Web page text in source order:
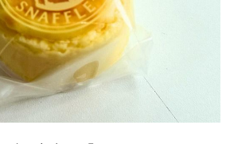
を見つけたい】
を見つけたい】
を見つけたい】
を見つけたい】